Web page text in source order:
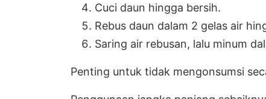
Cuci daun hingga bersih.
Rebus daun dalam 2 gelas air
Saring air rebusan, lalu minum
Penting untuk tidak mengonsumsi